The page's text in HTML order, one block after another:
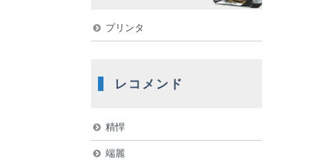
プリンタ
レコメンド
精悍
端麗